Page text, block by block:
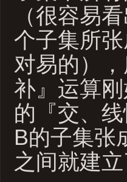
（很容易
个子集所
对易的）
补』运算
的『交、
B的子集张
之间就建立